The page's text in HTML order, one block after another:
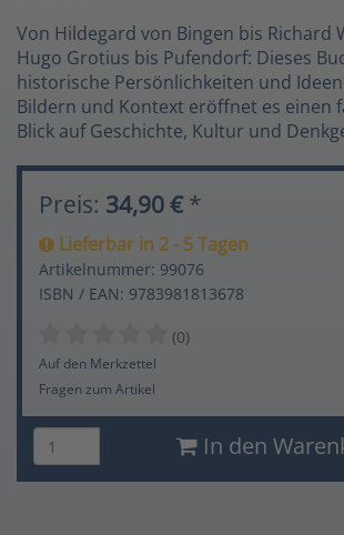
Von Hildegard von Bingen bis Richard
Hugo Grotius bis Pufendorf: Dieses
historische Persönlichkeiten und
Bildern und Kontext eröffnet es einen
Blick auf Geschichte, Kultur und
Preis: 34,90 € *
Lieferbar in 2 - 5 Tagen
Artikelnummer: 99076
ISBN / EAN: 9783981813678
(0)
Auf den Merkzettel
Fragen zum Artikel
In den